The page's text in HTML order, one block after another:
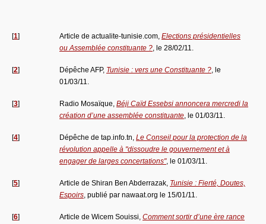
[1] Article de actualite-tunisie.com, Elections présidentielles
ou Assemblée constituante ?, le 28/02/11.
[2] Dépêche AFP, Tunisie : vers une Constituante ?, le
01/03/11.
[3] Radio Mosaïque, Béji Caïd Essebsi annoncera mercredi la
création d’une assemblée constituante, le 01/03/11.
[4] Dépêche de tap.info.tn, Le Conseil pour la protection de la
révolution appelle à "dissoudre le gouvernement et à
engager de larges concertations", le 01/03/11.
[5] Article de Shiran Ben Abderrazak, Tunisie : Fierté, Doutes,
Espoirs, publié par nawaat.org le 15/01/11.
[6] Article de Wicem Souissi, Comment sortir d’une ère rance